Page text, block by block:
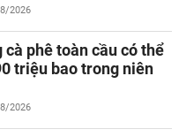
2026
cà phê toàn cầu có thể
triệu bao trong niên
2026